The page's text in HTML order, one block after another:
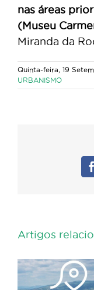
nas áreas
(Museu
Miranda da
Quinta-feira, 19
URBANISMO
Artigos